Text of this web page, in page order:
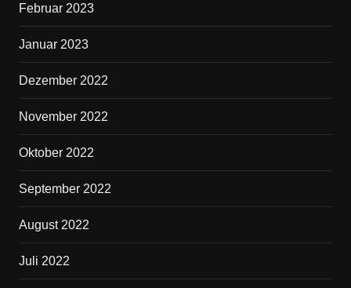
Februar 2023
Januar 2023
Dezember 2022
November 2022
Oktober 2022
September 2022
August 2022
Juli 2022